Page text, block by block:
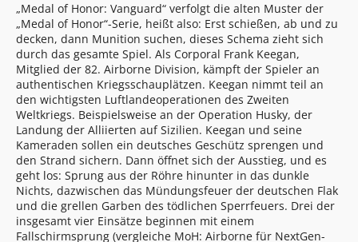
„Medal of Honor: Vanguard“ verfolgt die alten Muster der
„Medal of Honor“-Serie, heißt also: Erst schießen, ab und zu
decken, dann Munition suchen, dieses Schema zieht sich
durch das gesamte Spiel. Als Corporal Frank Keegan,
Mitglied der 82. Airborne Division, kämpft der Spieler an
authentischen Kriegsschauplätzen. Keegan nimmt teil an
den wichtigsten Luftlandeoperationen des Zweiten
Weltkriegs. Beispielsweise an der Operation Husky, der
Landung der Alliierten auf Sizilien. Keegan und seine
Kameraden sollen ein deutsches Geschütz sprengen und
den Strand sichern. Dann öffnet sich der Ausstieg, und es
geht los: Sprung aus der Röhre hinunter in das dunkle
Nichts, dazwischen das Mündungsfeuer der deutschen Flak
und die grellen Garben des tödlichen Sperrfeuers. Drei der
insgesamt vier Einsätze beginnen mit einem
Fallschirmsprung (vergleiche MoH: Airborne für NextGen-